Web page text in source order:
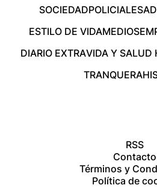
SOCIEDADPOLICIALES
ESTILO DE VIDAMEDIOS
DIARIO EXTRAVIDA Y SALUD
TRANQUERA
RSS
Contacto
Términos y
Política de